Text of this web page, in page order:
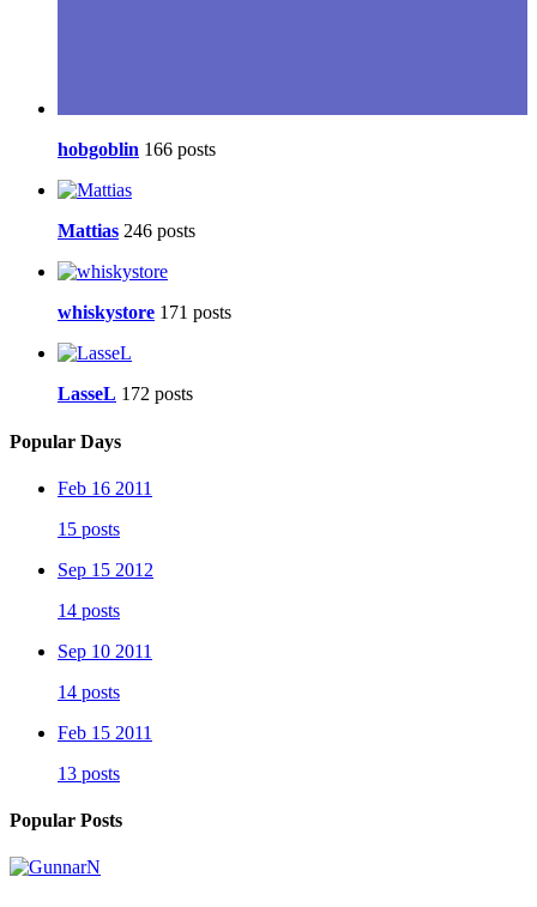
hobgoblin 166 posts
Mattias 246 posts
whiskystore 171 posts
LasseL 172 posts
Popular Days
Feb 16 2011
15 posts
Sep 15 2012
14 posts
Sep 10 2011
14 posts
Feb 15 2011
13 posts
Popular Posts